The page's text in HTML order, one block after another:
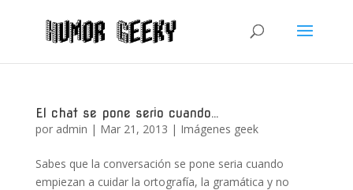
El chat se pone serio cuando…
por admin | Mar 21, 2013 | Imágenes geek
Sabes que la conversación se pone seria cuando
empiezan a cuidar la ortografía, la gramática y no